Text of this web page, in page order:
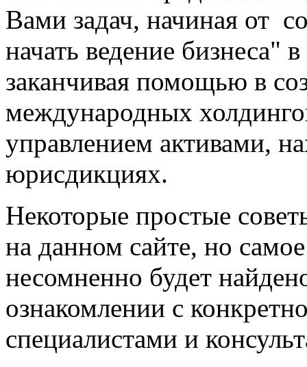
Вами задач, начиная от
начать ведение
заканчивая помощью в
международных
управлением активами,
юрисдикциях.
Некоторые простые
на данном сайте, но
несомненно будет
ознакомлении с
специалистами и